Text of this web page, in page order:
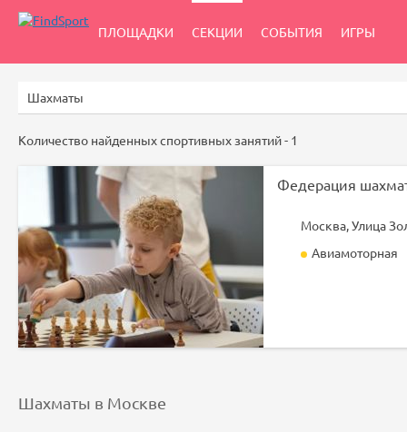
ПЛОЩАДКИ СЕКЦИИ СОБЫТИЯ ИГРЫ
Шахматы в Москве
Количество найденных спортивных занятий - 1
Федерация
Авиамоторная